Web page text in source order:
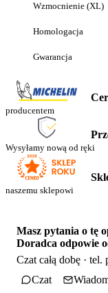
Wzmocnienie (XL)
Homologacja
Gwarancja
producentem
Wysyłamy nową od ręki
naszemu sklepowi
Masz pytania o tę
Doradca odpowie
Czat całą dobę ·
Czat